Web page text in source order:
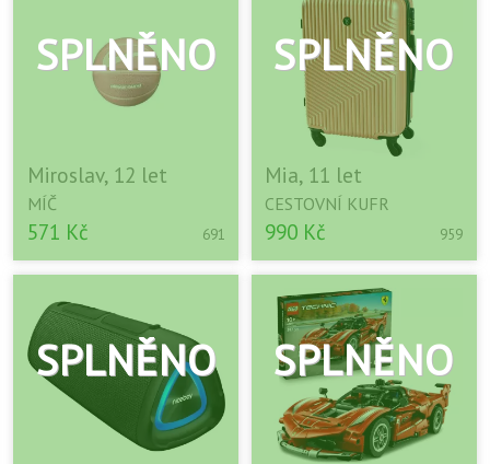
Miroslav, 12 let
MÍČ
571 Kč 691
Mia, 11 let
CESTOVNÍ KUFR
990 Kč 959